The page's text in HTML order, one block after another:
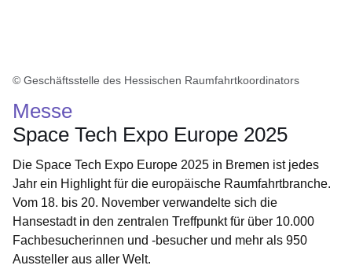
© Geschäftsstelle des Hessischen Raumfahrtkoordinators
Messe
Space Tech Expo Europe 2025
Die Space Tech Expo Europe 2025 in Bremen ist jedes
Jahr ein Highlight für die europäische Raumfahrtbranche.
Vom 18. bis 20. November verwandelte sich die
Hansestadt in den zentralen Treffpunkt für über 10.000
Fachbesucherinnen und -besucher und mehr als 950
Aussteller aus aller Welt.